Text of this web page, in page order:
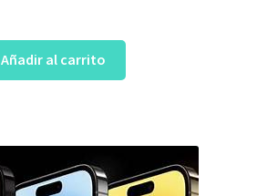
Añadir al carrito